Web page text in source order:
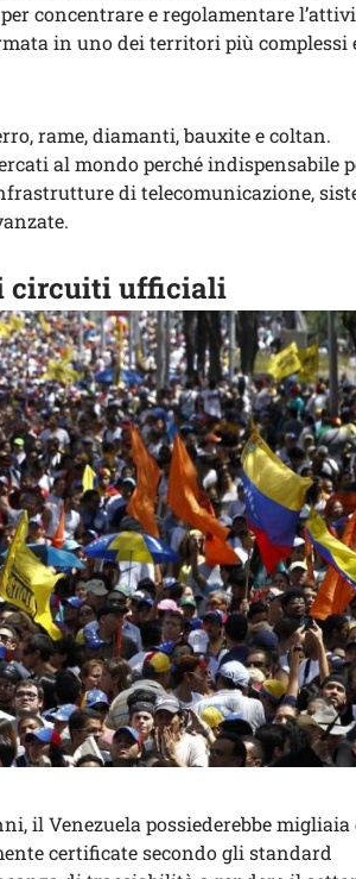
concentrare e regolamentare
in uno dei territori più complessi
rame, diamanti, bauxite e coltan.
al mondo perché indispensabile
di telecomunicazione,
circuiti ufficiali
il Venezuela possiederebbe migliaia
certificate secondo gli standard